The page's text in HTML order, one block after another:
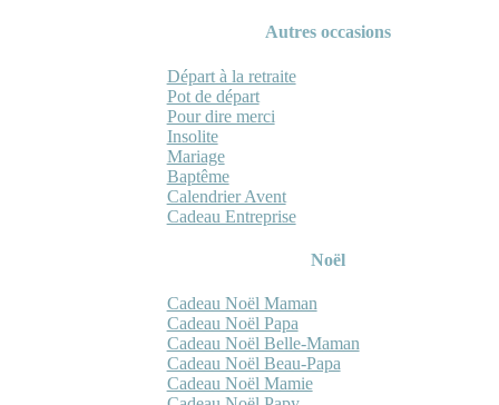
Autres occasions
Départ à la retraite
Pot de départ
Pour dire merci
Insolite
Mariage
Baptême
Calendrier Avent
Cadeau Entreprise
Noël
Cadeau Noël Maman
Cadeau Noël Papa
Cadeau Noël Belle-Maman
Cadeau Noël Beau-Papa
Cadeau Noël Mamie